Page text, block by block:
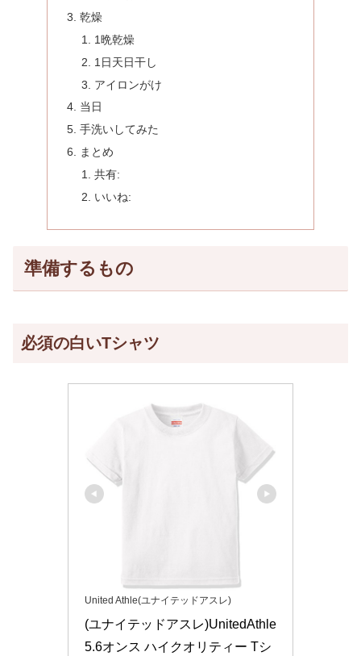
乾燥
1晩乾燥
1日天日干し
アイロンがけ
当日
手洗いしてみた
まとめ
共有:
いいね:
準備するもの
必須の白いTシャツ
United Athle(ユナイテッドアスレ)
(ユナイテッドアスレ)UnitedAthle
5.6オンス ハイクオリティー Tシ